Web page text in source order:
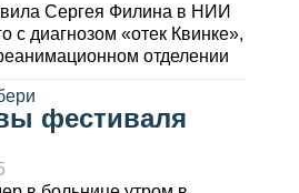
Сергея Филина в НИИ
с диагнозом «отек Квинке»,
отделении
фестиваля